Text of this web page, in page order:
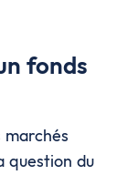
fonds
question du